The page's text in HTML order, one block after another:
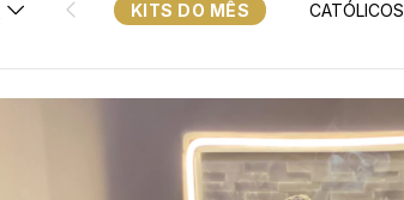
KITS DO MÊS CATÓLICOS